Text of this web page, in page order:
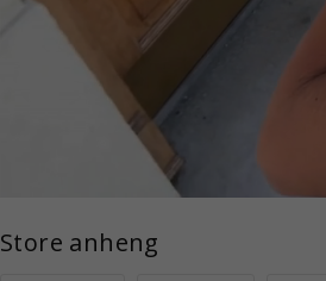
Store anheng